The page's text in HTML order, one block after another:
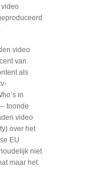
video
van
als
in
toonde
video
over het
EU
niet
maar het